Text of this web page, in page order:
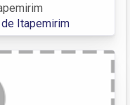
Itapemirim